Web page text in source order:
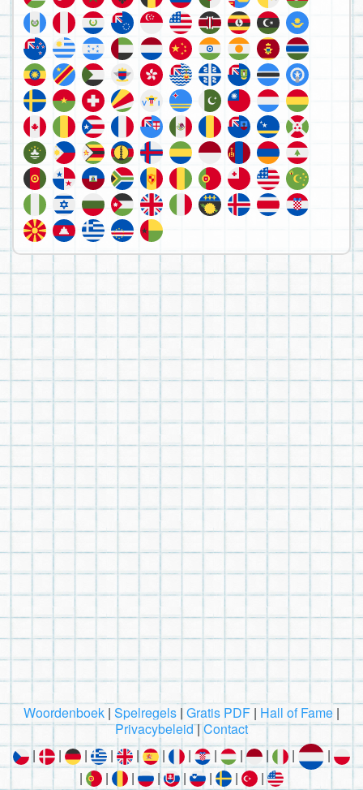
Woordenboek | Spelregels | Gratis PDF | Hall of Fame |
Privacybeleid|Contact
|
| | | | | | | | | |
|
|
| | | | | | |